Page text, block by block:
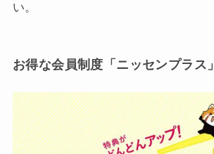
い。
お得な会員制度「ニッセンプラス」